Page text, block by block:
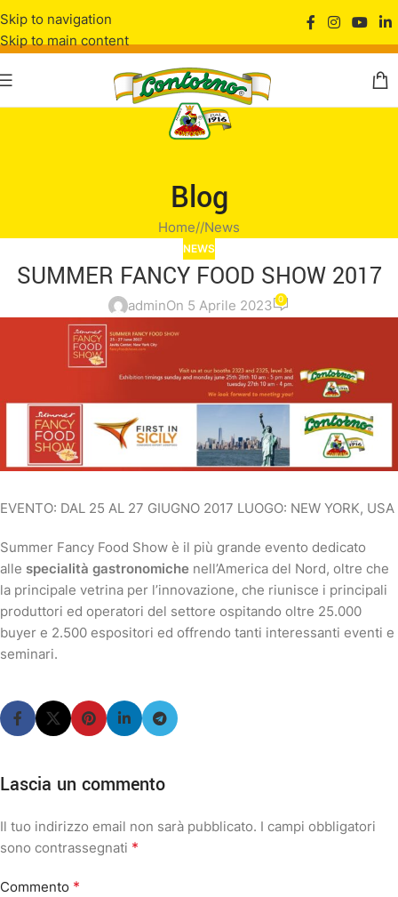
Skip to navigation
Skip to main content
Blog
Home/ News
NEWS
SUMMER FANCY FOOD SHOW 2017
adminOn 5 Aprile 2023 0
EVENTO: DAL 25 AL 27 GIUGNO 2017 LUOGO: NEW YORK, USA
Summer Fancy Food Show è il più grande evento dedicato
alle specialità gastronomiche nell’America del Nord, oltre che
la principale vetrina per l’innovazione, che riunisce i principali
produttori ed operatori del settore ospitando oltre 25.000
buyer e 2.500 espositori ed offrendo tanti interessanti eventi e
seminari.
Lascia un commento
Il tuo indirizzo email non sarà pubblicato. I campi obbligatori
sono contrassegnati *
Commento *